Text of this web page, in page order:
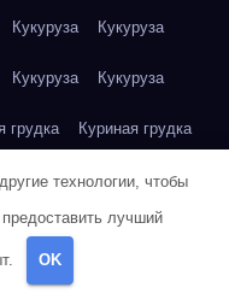
Кукуруза Кукуруза
Кукуруза Кукуруза
грудка Куриная грудка
Куриная грудка
Куриная грудка
Куриная грудка
технологии, чтобы
лучший
OK